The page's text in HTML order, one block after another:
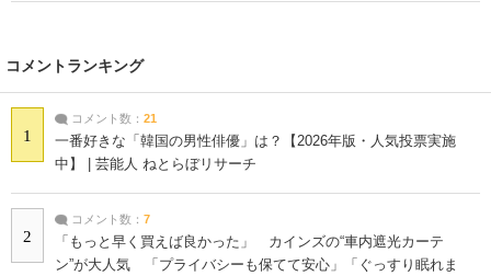
コメントランキング
1
コメント数： 21
一番好きな「韓国の男性俳優」は？【2026年版・人気投票実施
中】 | 芸能人 ねとらぼリサーチ
2
コメント数： 7
「もっと早く買えば良かった」 カインズの“車内遮光カーテ
ン”が大人気 「プライバシーも保てて安心」「ぐっすり眠れま